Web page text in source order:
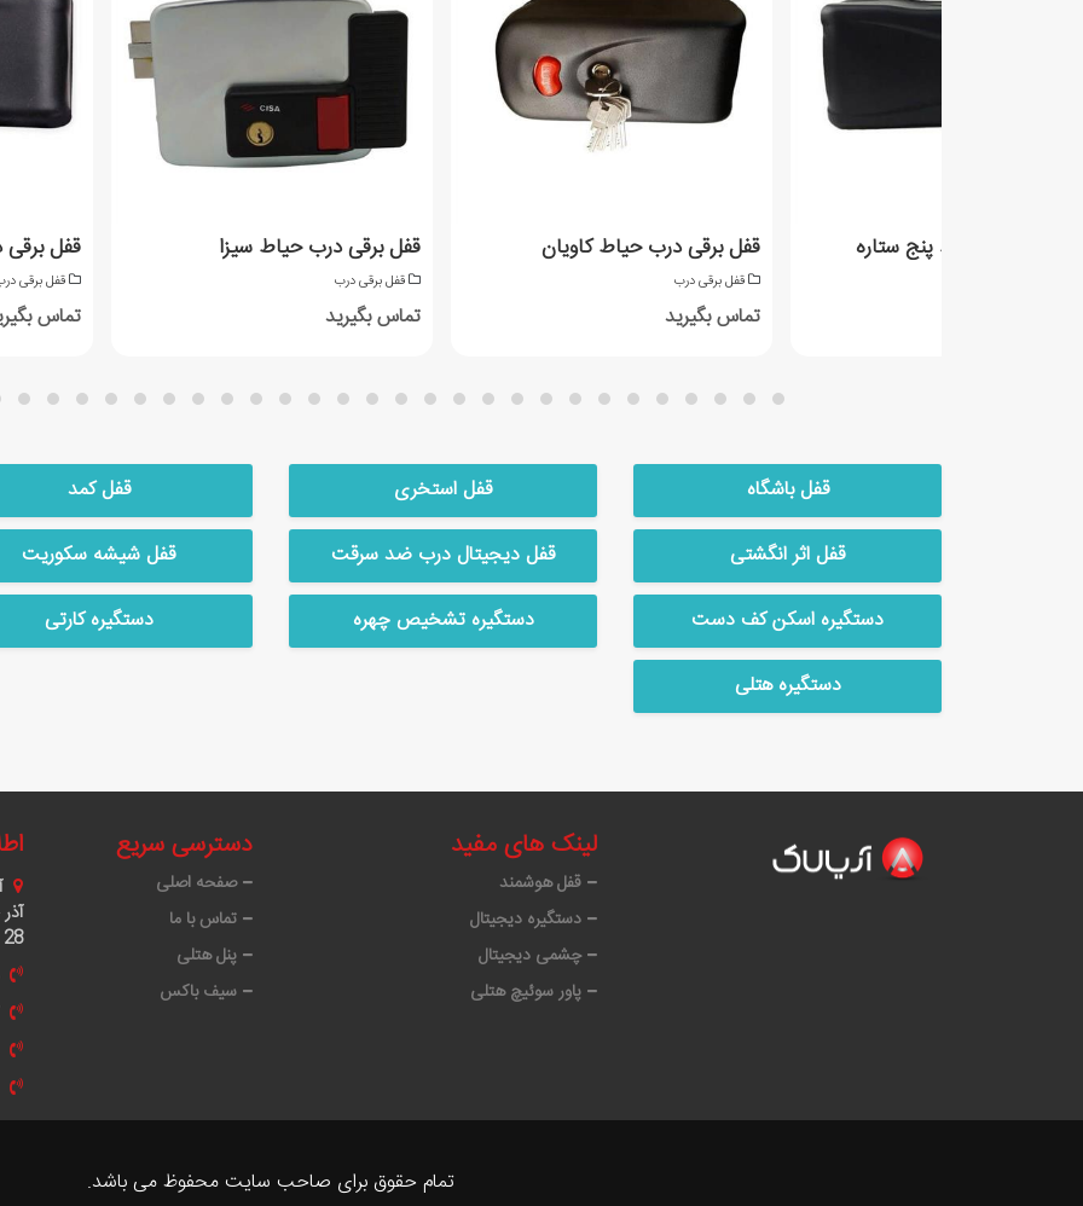
قفل
قفل برقی
تماس
قفل برقی درب حیاط سیزا
قفل برقی درب
تماس بگیرید
قفل برقی درب حیاط کاویان
قفل برقی درب
تماس بگیرید
برقی درب حیاط پنج ستاره
قفل باشگاه قفل استخری قفل کمد
قفل اثر انگشتی
قفل دیجیتال درب ضد سرقت قفل شیشه سکوریت
دستگیره اسکن کف دست
دستگیره تشخیص چهره دستگیره کارتی
دستگیره هتلی
لینک های مفید
قفل هوشمند
دستگیره دیجیتال
چشمی دیجیتال
پاور سوئیچ هتلی
دسترسی سریع
صفحه اصلی
تماس با ما
پنل هتلی
سیف باکس
28
تمام حقوق برای صاحب سایت محفوظ می باشد.